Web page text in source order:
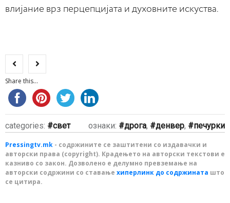
влијание врз перцепцијата и духовните искуства.
Share this...
categories: свет ознаки: дрога, денвер, печурки
Pressingtv.mk - содржините се заштитени со издавачки и
авторски права (copyright). Крадењето на авторски текстови е
казниво со закон. Дозволено е делумно превземање на
авторски содржини со ставање хиперлинк до содржината што
се цитира.